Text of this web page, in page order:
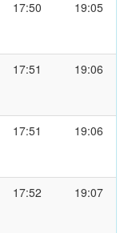
17:50 19:05
17:51 19:06
17:51 19:06
17:52 19:07